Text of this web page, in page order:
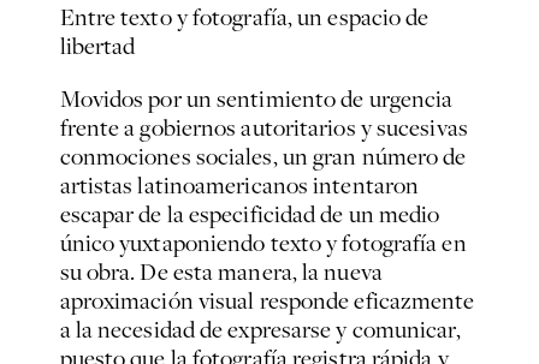
Entre texto y fotografía, un espacio de
libertad
Movidos por un sentimiento de urgencia
frente a gobiernos autoritarios y sucesivas
conmociones sociales, un gran número de
artistas latinoamericanos intentaron
escapar de la especificidad de un medio
único yuxtaponiendo texto y fotografía en
su obra. De esta manera, la nueva
aproximación visual responde eficazmente
a la necesidad de expresarse y comunicar,